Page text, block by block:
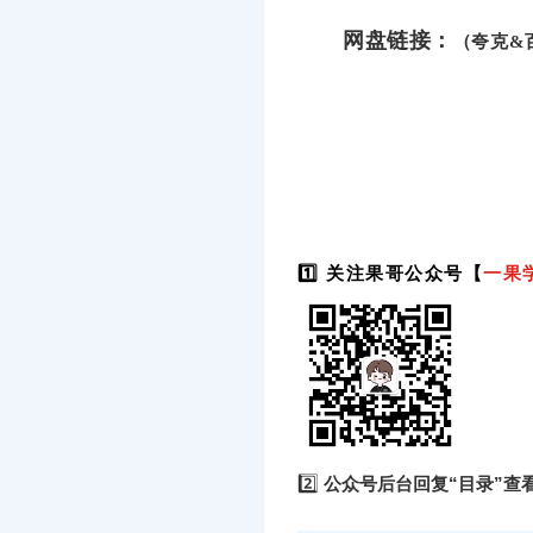
网盘链接： （夸克&
1️⃣ 关注果哥公众号【一果
2️⃣ 公众号后台回复“目录”查